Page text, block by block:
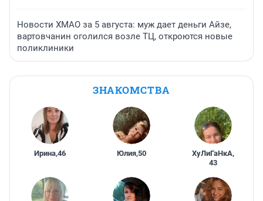
Новости ХМАО за 5 августа: муж дает деньги Айзе,
вартовчанин оголился возле ТЦ, откроются новые
поликлиники
ЗНАКОМСТВА
Ирина,46 Юлия,50 ХуЛиГаНкА,
43